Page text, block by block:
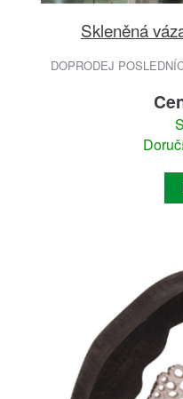
Skleněná
DOPRODEJ